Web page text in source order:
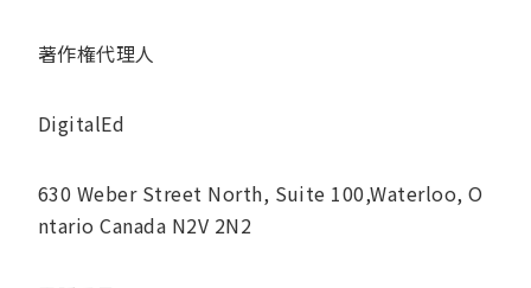
著作権代理人
DigitalEd
630 Weber Street North, Suite 100,Waterloo, O
ntario Canada N2V 2N2